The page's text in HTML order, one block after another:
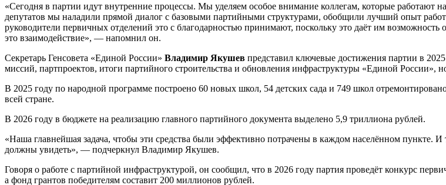
«Сегодня в партии идут внутренние процессы. Мы уделяем особое внимание коллегам, которые работают
депутатов мы наладили прямой диалог с базовыми партийными структурами, обобщили лучший опыт
руководители первичных отделений это с благодарностью принимают, поскольку это даёт им
это взаимодействие», — напомнил он.
Секретарь Генсовета «Единой России» Владимир Якушев представил ключевые достижения партии в
миссий, партпроектов, итоги партийного строительства и обновления инфраструктуры «Единой
В 2025 году по народной программе построено 60 новых школ, 54 детских сада и 749 школ
всей стране.
В 2026 году в бюджете на реализацию главного партийного документа выделено 5,9 триллиона рублей.
«Наша главнейшая задача, чтобы эти средства были эффективно потрачены в каждом населённом пункте.
должны увидеть», — подчеркнул Владимир Якушев.
Говоря о работе с партийной инфраструктурой, он сообщил, что в 2026 году партия проведёт конкурс
а фонд грантов победителям составит 200 миллионов рублей.